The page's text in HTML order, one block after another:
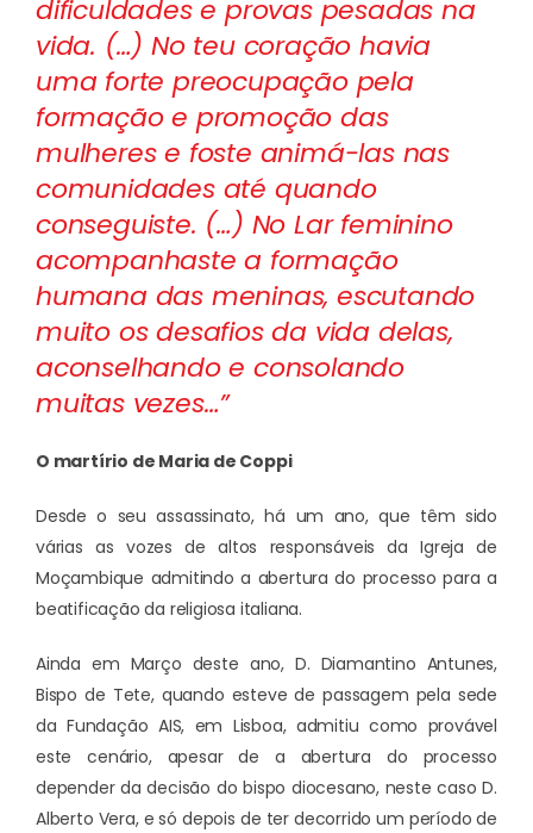
dificuldades e provas pesadas na
vida. (…) No teu coração havia
uma forte preocupação pela
formação e promoção das
mulheres e foste animá-las nas
comunidades até quando
conseguiste. (…) No Lar feminino
acompanhaste a formação
humana das meninas, escutando
muito os desafios da vida delas,
aconselhando e consolando
muitas vezes…”
O martírio de Maria de Coppi
Desde o seu assassinato, há um ano, que têm sido
várias as vozes de altos responsáveis da Igreja de
Moçambique admitindo a abertura do processo para a
beatificação da religiosa italiana.
Ainda em Março deste ano, D. Diamantino Antunes,
Bispo de Tete, quando esteve de passagem pela sede
da Fundação AIS, em Lisboa, admitiu como provável
este cenário, apesar de a abertura do processo
depender da decisão do bispo diocesano, neste caso D.
Alberto Vera, e só depois de ter decorrido um período de